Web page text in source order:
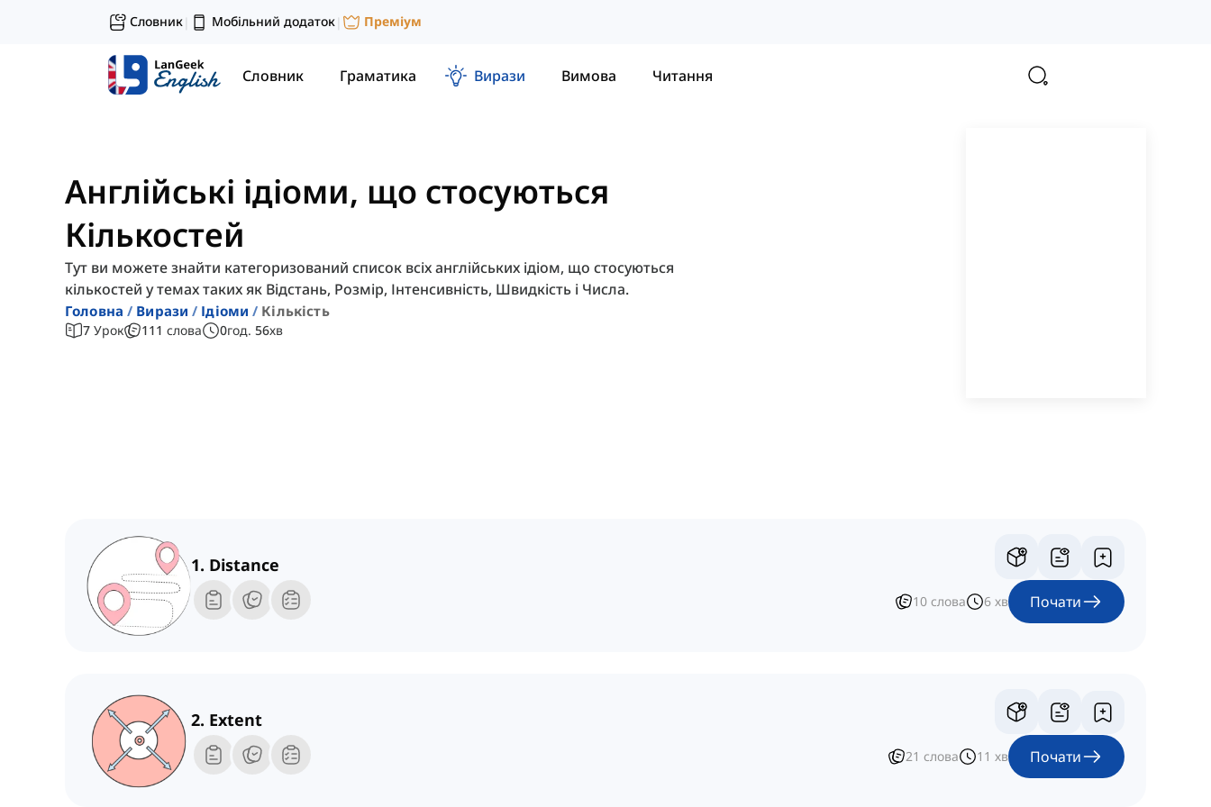
Словник| Мобільний додаток| Преміум
Словник Граматика Вирази Вимова Читання
Англійські ідіоми, що стосуються
Кількостей
Тут ви можете знайти категоризований список всіх англійських ідіом, що стосуються
кількостей у темах таких як Відстань, Розмір, Інтенсивність, Швидкість і Числа.
Головна Вирази Ідіоми Кількість
7 Урок 111 слова 0год. 56хв
1. Distance
10 слова 6 хв Почати
2. Extent
21 слова 11 хв Почати